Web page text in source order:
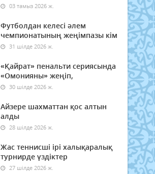
03 тамыз 2026 ж.
Футболдан келесі әлем
чемпионатының жеңімпазы кім
31 шілде 2026 ж.
«Қайрат» пенальти сериясында
«Омонияны» жеңіп,
30 шілде 2026 ж.
Айзере шахматтан қос алтын
алды
28 шілде 2026 ж.
Жас теннисші ірі халықаралық
турнирде үздіктер
27 шілде 2026 ж.